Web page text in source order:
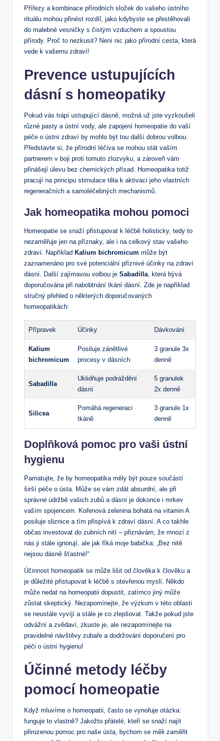
Přířezy a kombinace přírodních složek do vašeho ústního
rituálu mohou přinést rozdíl, jako kdybyste se přestěhovali
do malebné vesničky s čistým vzduchem a spoustou
přírody. Proč to nezkusit? Není nic jako přírodní cesta, která
vede k vašemu zdraví!
Prevence ustupujících
dásní s homeopatiky
Pokud vás trápí ustupující dásně, možná už jste vyzkoušeli
různé pasty a ústní vody, ale zapojení homeopatie do vaší
péče o ústní zdraví by mohlo být tou další dobrou volbou.
Představte si, že přírodní léčiva se mohou stát vaším
partnerem v boji proti tomuto zlozvyku, a zároveň vám
přinášejí úlevu bez chemických přísad. Homeopatika totiž
pracují na principu stimulace těla k aktivaci jeho vlastních
regeneračních a samoléčebných mechanismů.
Jak homeopatika mohou pomoci
Homeopatie se snaží přistupovat k léčbě holisticky, tedy to
nezaměřuje jen na příznaky, ale i na celkový stav vašeho
zdraví. Například Kalium bichromicum může být
zaznamenáno pro své potenciální příznivé účinky na zdraví
dásní. Další zajímavou volbou je Sabadilla , která bývá
doporučována při nabobtnání tkání dásní. Zde je například
stručný přehled o některých doporučovaných
homeopatikách:
Přípravek Účinky Dávkování
Kalium
bichromicum
Posiluje zánětlivé
procesy v dásních
3 granule 3x
denně
Sabadilla
Uklidňuje podráždění
dásní
5 granulek
2x denně
Silicea
Pomáhá regeneraci
tkáně
3 granule 1x
denně
Doplňková pomoc pro vaši ústní
hygienu
Pamatujte, že by homeopatika měly být pouze součástí
širší péče o ústa. Může se vám zdát absurdní, ale při
správné údržbě vašich zubů a dásní je dokonce i mrkev
vaším spojencem. Kořenová zelenina bohatá na vitamin A
posiluje sliznice a tím přispívá k zdraví dásní. A co takhle
občas investovat do zubních nití – přiznávám, že mnozí z
nás ji stále ignorují, ale jak říká moje babička: „Bez nitě
nejsou dásně šťastné!“
Účinnost homeopatik se může lišit od člověka k člověku a
je důležité přistupovat k léčbě s otevřenou myslí. Někdo
může nedat na homeopatii dopustit, zatímco jiný může
zůstat skeptický. Nezapomínejte, že výzkum v této oblasti
se neustále vyvíjí a stále je co zlepšovat. Takže pokud jste
odvážní a zvědaví, zkuste je, ale nezapomínejte na
pravidelné návštěvy zubaře a dodržování doporučení pro
péči o ústní hygienu!
Účinné metody léčby
pomocí homeopatie
Když mluvíme o homeopatii, často se vynořuje otázka:
funguje to vlastně? Jakožto přátelé, kteří se snaží najít
přirozenou pomoc pro naše ústa, bychom se měli zaměřit